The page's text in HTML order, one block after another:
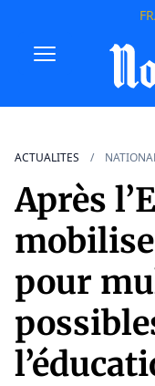
ACTUALITES
Après
pour